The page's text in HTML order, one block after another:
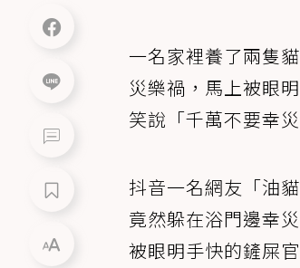
一名家裡養了兩隻
災樂禍，馬上被眼
笑說「千萬不要幸
抖音一名網友「油
竟然躲在浴門邊幸
被眼明手快的鏟屎